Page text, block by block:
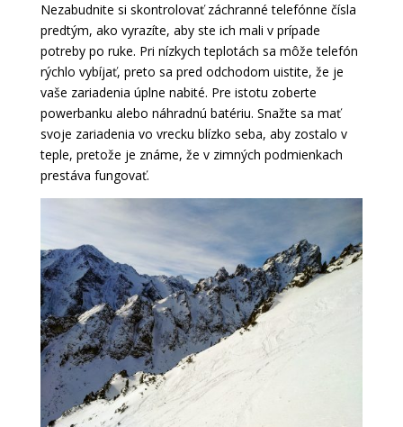
Nezabudnite si skontrolovať záchranné telefónne čísla
predtým, ako vyrazíte, aby ste ich mali v prípade
potreby po ruke. Pri nízkych teplotách sa môže telefón
rýchlo vybíjať, preto sa pred odchodom uistite, že je
vaše zariadenia úplne nabité. Pre istotu zoberte
powerbanku alebo náhradnú batériu. Snažte sa mať
svoje zariadenia vo vrecku blízko seba, aby zostalo v
teple, pretože je známe, že v zimných podmienkach
prestáva fungovať.